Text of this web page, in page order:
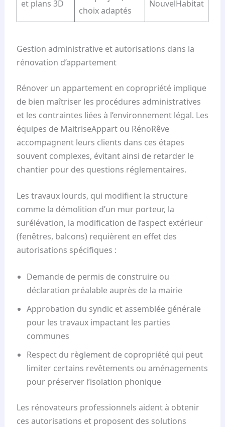
et plans 3D
choix adaptés
NouvelHabitat
Gestion administrative et autorisations dans la
rénovation d’appartement
Rénover un appartement en copropriété implique
de bien maîtriser les procédures administratives
et les contraintes liées à l’environnement légal. Les
équipes de MaitriseAppart ou RénoRêve
accompagnent leurs clients dans ces étapes
souvent complexes, évitant ainsi de retarder le
chantier pour des questions réglementaires.
Les travaux lourds, qui modifient la structure
comme la démolition d’un mur porteur, la
surélévation, la modification de l’aspect extérieur
(fenêtres, balcons) requièrent en effet des
autorisations spécifiques :
Demande de permis de construire ou
déclaration préalable auprès de la mairie
Approbation du syndic et assemblée générale
pour les travaux impactant les parties
communes
Respect du règlement de copropriété qui peut
limiter certains revêtements ou aménagements
pour préserver l’isolation phonique
Les rénovateurs professionnels aident à obtenir
ces autorisations et proposent des solutions